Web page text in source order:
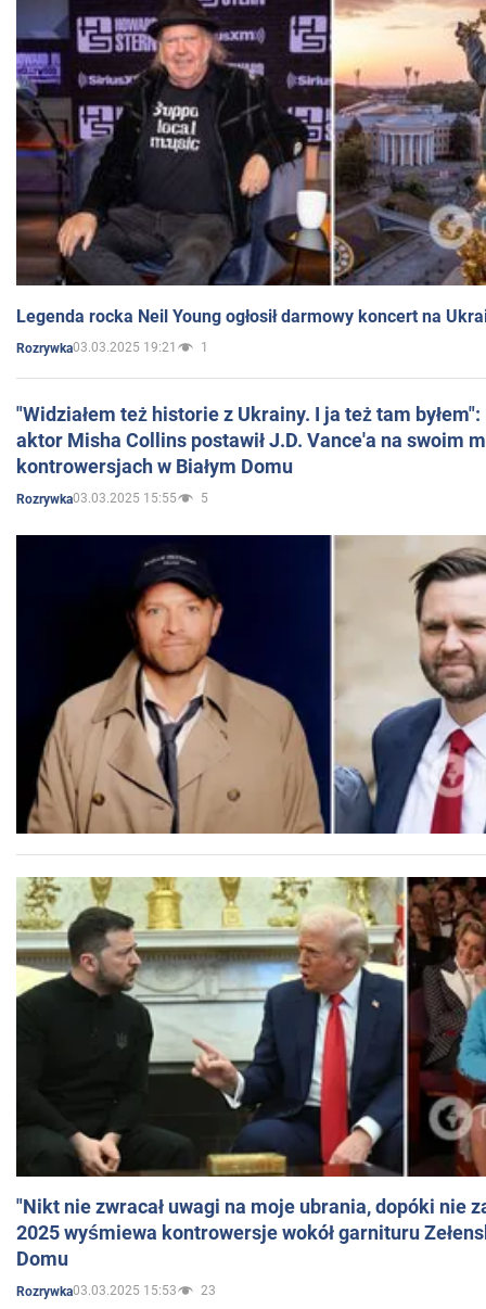
Legenda rocka Neil Young ogłosił darmowy koncert na
Rozrywka03.03.2025 19:21 1
"Widziałem też historie z Ukrainy. I ja też tam
aktor Misha Collins postawił J.D. Vance'a na swoim
kontrowersjach w Białym Domu
Rozrywka03.03.2025 15:55 5
"Nikt nie zwracał uwagi na moje ubrania, dopóki nie
2025 wyśmiewa kontrowersje wokół garnituru
Domu
Rozrywka03.03.2025 15:53 23